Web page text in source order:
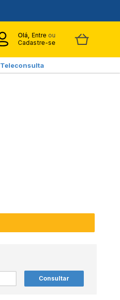
Olá, Entre ou
Cadastre-se
Teleconsulta
Consultar